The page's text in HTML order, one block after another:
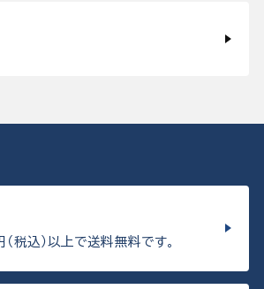
税込）以上で送料無料です。